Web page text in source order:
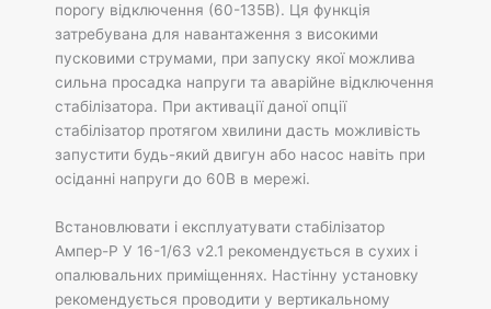
порогу відключення (60-135В). Ця функція
затребувана для навантаження з високими
пусковими струмами, при запуску якої можлива
сильна просадка напруги та аварійне відключення
стабілізатора. При активації даної опції
стабілізатор протягом хвилини дасть можливість
запустити будь-який двигун або насос навіть при
осіданні напруги до 60В в мережі.
Встановлювати і експлуатувати стабілізатор
Ампер-Р У 16-1/63 v2.1 рекомендується в сухих і
опалювальних приміщеннях. Настінну установку
рекомендується проводити у вертикальному